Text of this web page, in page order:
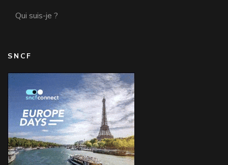
Qui suis-je ?
SNCF